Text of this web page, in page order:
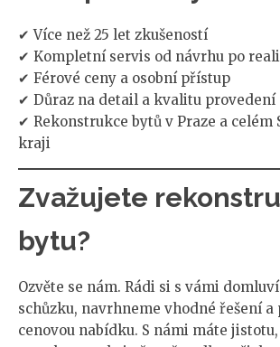
✔ Více než 25 let zkušeností
✔ Kompletní servis od návrhu po
✔ Férové ceny a osobní přístup
✔ Důraz na detail a kvalitu provedení
✔ Rekonstrukce bytů v Praze a celém
kraji
Zvažujete
bytu?
Ozvěte se nám. Rádi si s vámi
schůzku, navrhneme vhodné řešení
cenovou nabídku. S námi máte jistotu,